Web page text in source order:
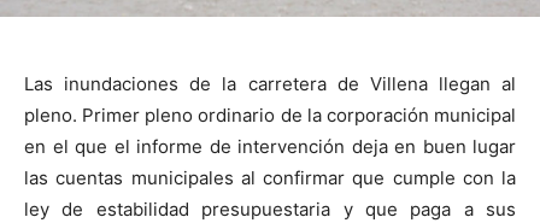
Las inundaciones de la carretera de Villena llegan al
pleno. Primer pleno ordinario de la corporación municipal
en el que el informe de intervención deja en buen lugar
las cuentas municipales al confirmar que cumple con la
ley de estabilidad presupuestaria y que paga a sus